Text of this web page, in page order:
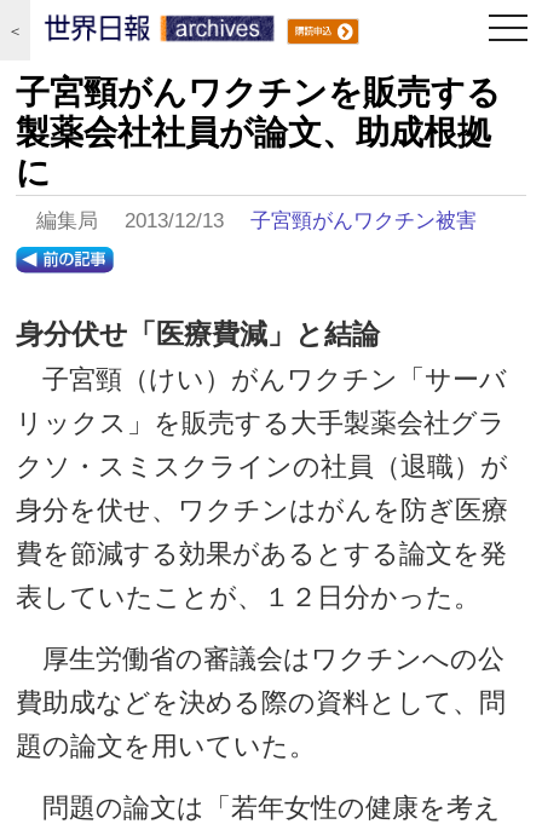
＜
子宮頸がんワクチンを販売する
製薬会社社員が論文、助成根拠
に
編集局 2013/12/13子宮頸がんワクチン被害
身分伏せ「医療費減」と結論
子宮頸（けい）がんワクチン「サーバ
リックス」を販売する大手製薬会社グラ
クソ・スミスクラインの社員（退職）が
身分を伏せ、ワクチンはがんを防ぎ医療
費を節減する効果があるとする論文を発
表していたことが、１２日分かった。
厚生労働省の審議会はワクチンへの公
費助成などを決める際の資料として、問
題の論文を用いていた。
問題の論文は「若年女性の健康を考え